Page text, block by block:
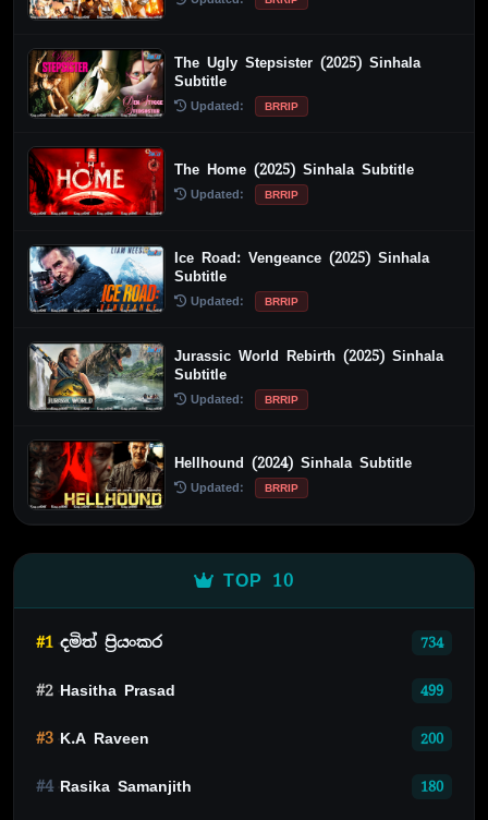
The Ugly Stepsister (2025) Sinhala
Subtitle
Updated: BRRIP
The Home (2025) Sinhala Subtitle
Updated: BRRIP
Ice Road: Vengeance (2025) Sinhala
Subtitle
Updated: BRRIP
Jurassic World Rebirth (2025) Sinhala
Subtitle
Updated: BRRIP
Hellhound (2024) Sinhala Subtitle
Updated: BRRIP
TOP 10
#1 දමිත් ප්‍රියංකර 734
#2 Hasitha Prasad 499
#3 K.A Raveen 200
#4 Rasika Samanjith 180